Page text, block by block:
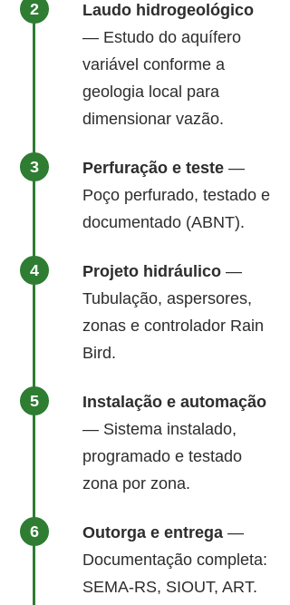
Laudo hidrogeológico
— Estudo do aquífero
variável conforme a
geologia local para
dimensionar vazão.
Perfuração e teste —
Poço perfurado, testado e
documentado (ABNT).
Projeto hidráulico —
Tubulação, aspersores,
zonas e controlador Rain
Bird.
Instalação e automação
— Sistema instalado,
programado e testado
zona por zona.
Outorga e entrega —
Documentação completa:
SEMA-RS, SIOUT, ART.